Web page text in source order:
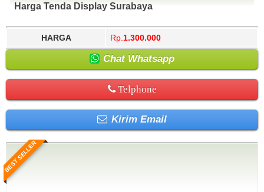
Harga Tenda Display Surabaya
HARGA Rp. 1.300.000
Chat Whatsapp
Telphone
Kirim Email
BEST SELLER